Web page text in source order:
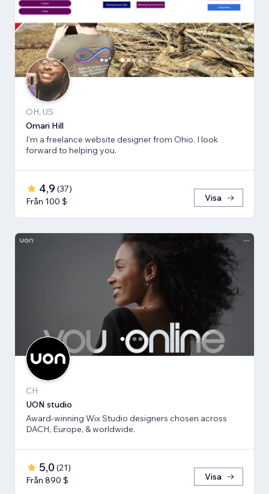
OH, US
Omari Hill
I'm a freelance website designer from Ohio. I look
forward to helping you.
4,9 (37)
Från 100 $
Visa
CH
UON studio
Award-winning Wix Studio designers chosen across
DACH, Europe, & worldwide.
5,0 (21)
Från 890 $
Visa